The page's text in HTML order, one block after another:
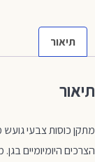
תיאור
תיאור
מתקן כוסות צבעי
הצרכים היומיומיים